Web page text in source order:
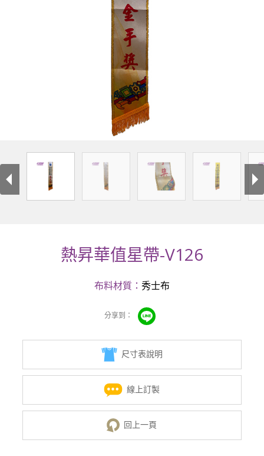
熱昇華值星帶-V126
布料材質： 秀士布
尺寸表說明
線上訂製
回上一頁